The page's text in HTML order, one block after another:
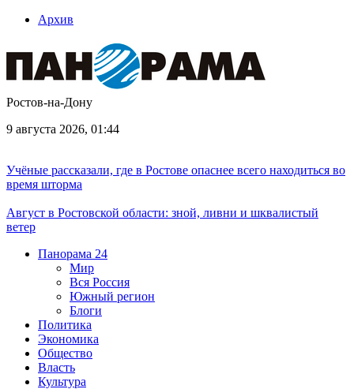
Архив
Ростов-на-Дону
9 августа 2026, 01:44
Учёные рассказали, где в Ростове опаснее всего находиться во
время шторма
Август в Ростовской области: зной, ливни и шквалистый
ветер
Панорама 24
Мир
Вся Россия
Южный регион
Блоги
Политика
Экономика
Общество
Власть
Культура